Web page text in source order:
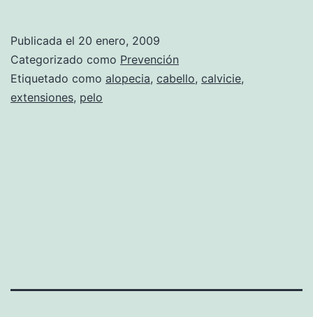
Publicada el 20 enero, 2009
Categorizado como Prevención
Etiquetado como alopecia, cabello, calvicie,
extensiones, pelo